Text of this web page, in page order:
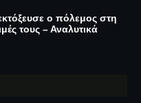
ο πόλεμος στη
τους – Αναλυτικά